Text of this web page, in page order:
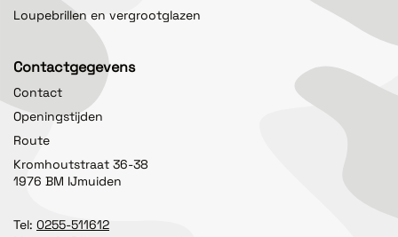
Loupebrillen en vergrootglazen
Contactgegevens
Contact
Openingstijden
Route
Kromhoutstraat 36-38
1976 BM IJmuiden
Tel: 0255-511612